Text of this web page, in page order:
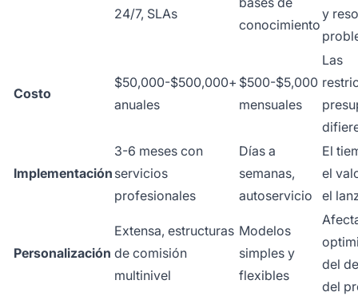
24/7, SLAs
conocimiento
y
Costo
$50,000-$500,000+
anuales
$500-$5,000
mensuales
Las
Implementación
3-6 meses con
servicios
profesionales
Días a
semanas,
autoservicio
El
el
el
Personalización
Extensa, estructuras
de comisión
multinivel
Modelos
simples y
flexibles
del
del